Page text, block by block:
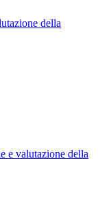
della
e valutazione della